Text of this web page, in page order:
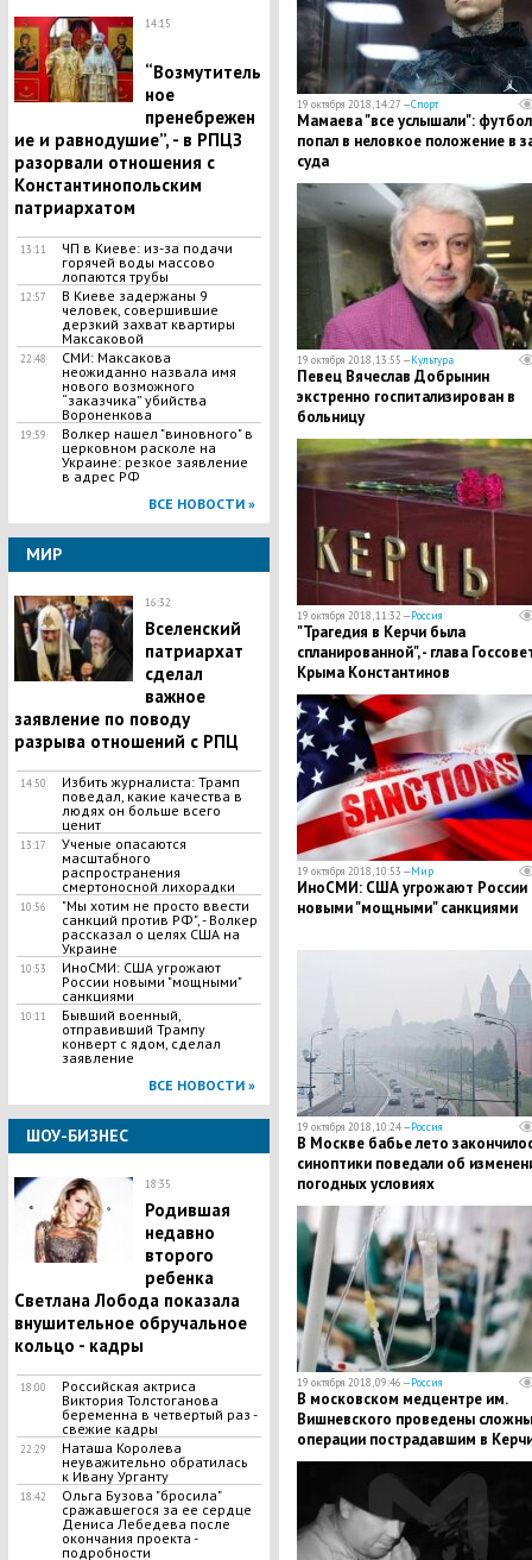
14:15
“Возмутитель
ное
пренебрежен
ие и равнодушие”, - в РПЦЗ
разорвали отношения с
Константинопольским
патриархатом
13:11
​ЧП в Киеве: из-за подачи
горячей воды массово
лопаются трубы
12:57
В Киеве задержаны 9
человек, совершившие
дерзкий захват квартиры
Максаковой
22:48
СМИ: Максакова
неожиданно назвала имя
нового возможного
“заказчика” убийства
Вороненкова
19:59
Волкер нашел "виновного" в
церковном расколе на
Украине: резкое заявление
в адрес РФ
ВСЕ НОВОСТИ »
МИР
16:32
Вселенский
патриархат
сделал
важное
заявление по поводу
разрыва отношений с РПЦ
14:50
Избить журналиста: Трамп
поведал, какие качества в
людях он больше всего
ценит
13:17
Ученые опасаются
масштабного
распространения
смертоносной лихорадки
10:56
"Мы хотим не просто ввести
санкций против РФ", - Волкер
рассказал о целях США на
Украине
10:53
ИноСМИ: США угрожают
России новыми "мощными"
санкциями
10:11
Бывший военный,
отправивший Трампу
конверт с ядом, сделал
заявление
ВСЕ НОВОСТИ »
ШОУ-БИЗНЕС
18:35
Родившая
недавно
второго
ребенка
Светлана Лобода показала
внушительное обручальное
кольцо - кадры
18:00
Российская актриса
Виктория Толстоганова
беременна в четвертый раз -
свежие кадры
22:29
Наташа Королева
неуважительно обратилась
к Ивану Урганту
18:42
Ольга Бузова "бросила"
сражавшегося за ее сердце
Дениса Лебедева после
окончания проекта -
подробности
19 октября 2018, 14:27 —Спорт
Мамаева "все услышали":
попал в неловкое положение в
суда
19 октября 2018, 13:55 —Культура
Певец Вячеслав Добрынин
экстренно госпитализирован в
больницу
19 октября 2018, 11:32 —Россия
"Трагедия в Керчи была
спланированной", - глава
Крыма Константинов
19 октября 2018, 10:53 —Мир
ИноСМИ: США угрожают России
новыми "мощными" санкциями
19 октября 2018, 10:24 —Россия
В Москве бабье лето
синоптики поведали об
погодных условиях
19 октября 2018, 09:46 —Россия
​В московском медцентре им.
Вишневского проведены
операции пострадавшим в